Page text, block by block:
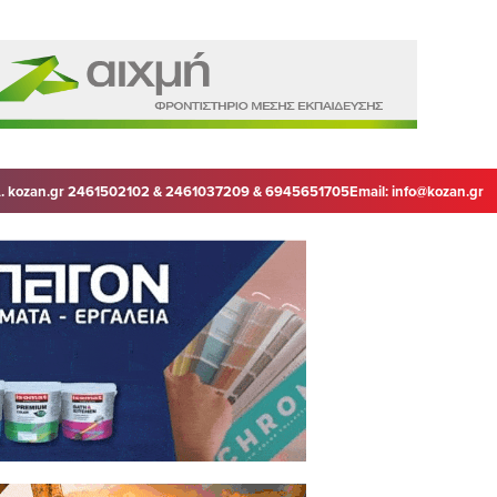
kozan.gr 2461502102 & 2461037209 & 6945651705Email:info@kozan.gr